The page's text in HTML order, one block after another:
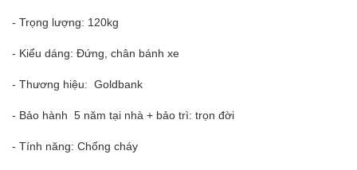
- Trọng lượng: 120kg
- Kiểu dáng: Đứng, chân bánh xe
- Thương hiệu: Goldbank
- Bảo hành 5 năm tại nhà + bảo trì: trọn đời
- Tính năng: Chống cháy